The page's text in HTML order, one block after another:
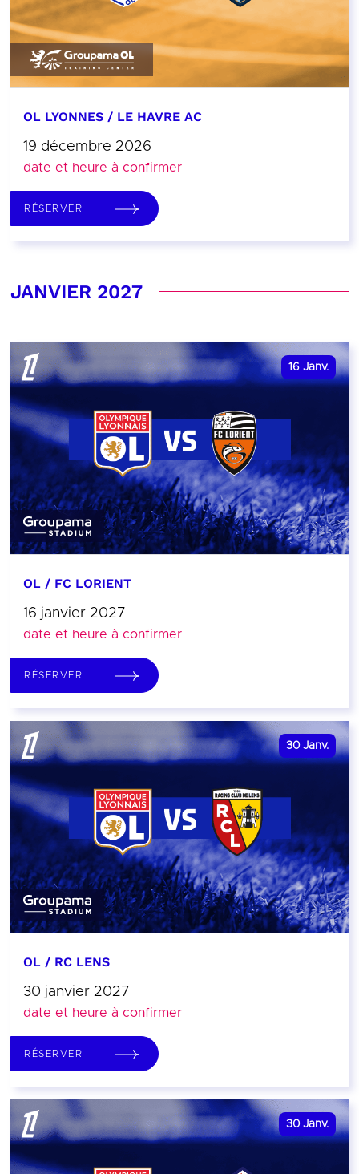
OL LYONNES / LE HAVRE AC
19 décembre 2026
date et heure à confirmer
RÉSERVER
JANVIER 2027
16 Janv.
OL / FC LORIENT
16 janvier 2027
date et heure à confirmer
RÉSERVER
30 Janv.
OL / RC LENS
30 janvier 2027
date et heure à confirmer
RÉSERVER
30 Janv.